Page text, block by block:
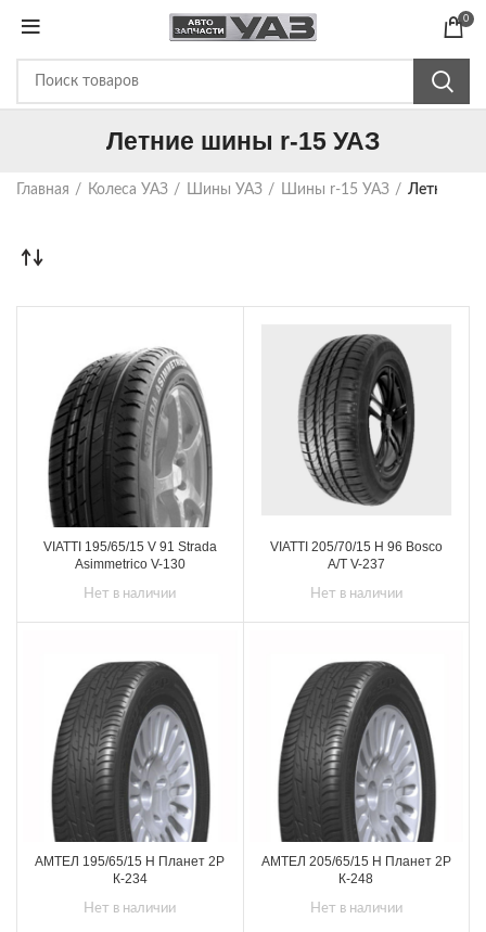
0
Летние шины r-15 УАЗ
Главная Колеса УАЗ Шины УАЗ Шины r-15 УАЗ Летние
VIATTI 195/65/15 V 91 Strada
Asimmetriсo V-130
Нет в наличии
VIATTI 205/70/15 H 96 Bosco
A/T V-237
Нет в наличии
АМТЕЛ 195/65/15 H Планет 2Р
К-234
Нет в наличии
АМТЕЛ 205/65/15 H Планет 2Р
К-248
Нет в наличии